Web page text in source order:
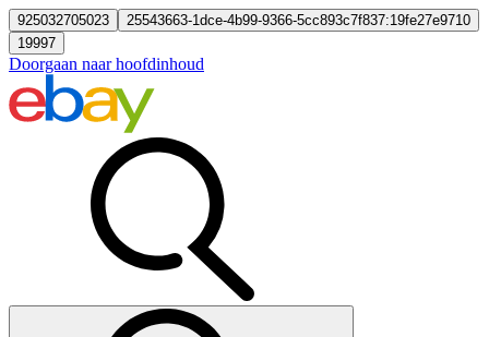
925032705023
25543663-1dce-4b99-9366-5cc893c7f837:19fe27e9710
19997
Doorgaan naar hoofdinhoud